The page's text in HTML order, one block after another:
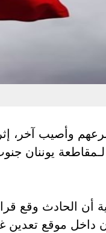
وأصيب آخر، إثر
مقاطعة يوننان
داخل موقع